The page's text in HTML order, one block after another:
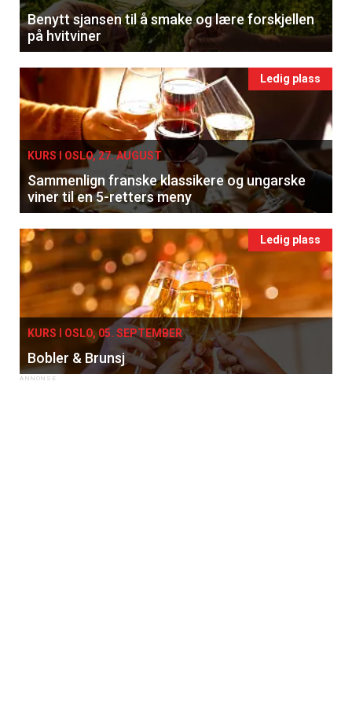
Benytt sjansen til å smake og lære forskjellen
på hvitviner
Ledig plass
KURS I OSLO, 27. AUGUST
Sammenlign franske klassikere og ungarske
viner til en 5-retters meny
Ledig plass
KURS I OSLO, 05. SEPTEMBER
Bobler & Brunsj